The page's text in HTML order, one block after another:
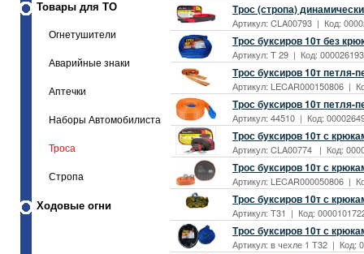
Товары для ТО
Огнетушители
Аварийные знаки
Аптечки
Наборы Автомобилиста
Троса
Стропа
Ходовые огни
Трос (стропа)
Артикул: CLA00793 | Код:
Трос буксиров 10т без
Артикул: T 29 | Код:
Трос буксиров 10т
Артикул: LECAR000150806 |
Трос буксиров 10т петля-
Артикул: 44510 | Код:
Трос буксиров 10т с
Артикул: CLA00774 | Код:
Трос буксиров 10т с
Артикул: LECAR000050806 |
Трос буксиров 10т с
Артикул: T31 | Код:
Трос буксиров 10т с
Артикул: в чехле 1 Т32 | Код: